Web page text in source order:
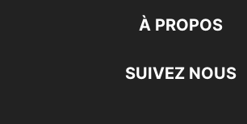
À PROPOS
SUIVEZ NOUS